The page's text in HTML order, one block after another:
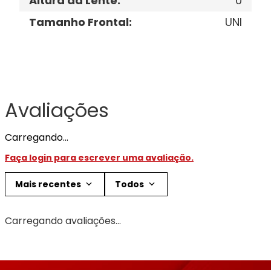
Tamanho Frontal: UNI
Avaliações
Carregando…
Faça login para escrever uma avaliação.
Mais recentes Todos
Carregando avaliações…